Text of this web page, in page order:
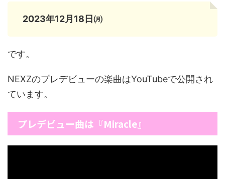
2023年12月18日㈪
です。
NEXZのプレデビューの楽曲はYouTubeで公開され
ています。
プレデビュー曲は『Miracle』